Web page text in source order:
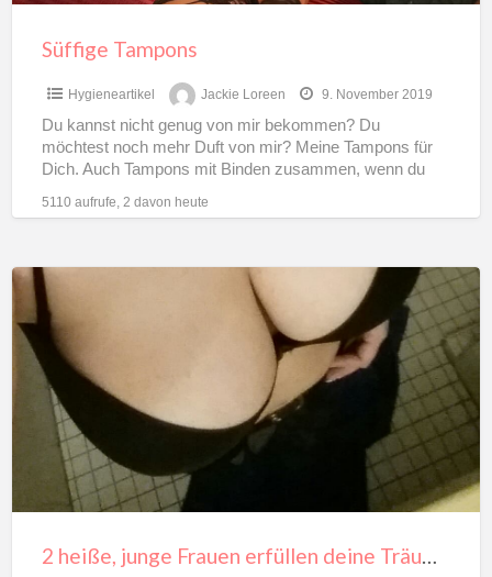
Süffige Tampons
Hygieneartikel Jackie Loreen 9. November 2019
Du kannst nicht genug von mir bekommen? Du
möchtest noch mehr Duft von mir? Meine Tampons für
Dich. Auch Tampons mit Binden zusammen, wenn du
5110 aufrufe, 2 davon heute
2
heiße,
junge
Frauen
erfüllen
deine
Träume!
2 heiße, junge Frauen erfüllen deine Träume!